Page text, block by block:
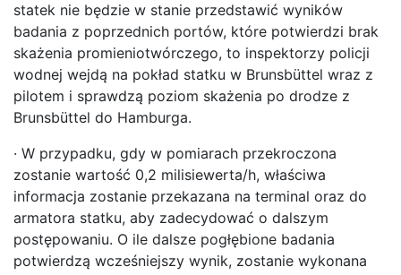
statek nie będzie w stanie przedstawić wyników
badania z poprzednich portów, które potwierdzi brak
skażenia promieniotwórczego, to inspektorzy policji
wodnej wejdą na pokład statku w Brunsbüttel wraz z
pilotem i sprawdzą poziom skażenia po drodze z
Brunsbüttel do Hamburga.
· W przypadku, gdy w pomiarach przekroczona
zostanie wartość 0,2 milisiewerta/h, właściwa
informacja zostanie przekazana na terminal oraz do
armatora statku, aby zadecydować o dalszym
postępowaniu. O ile dalsze pogłębione badania
potwierdzą wcześniejszy wynik, zostanie wykonana